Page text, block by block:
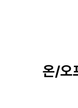
온/오